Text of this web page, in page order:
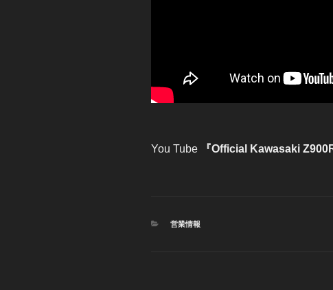
You Tube 『Official Kawasaki
カ
営業情報